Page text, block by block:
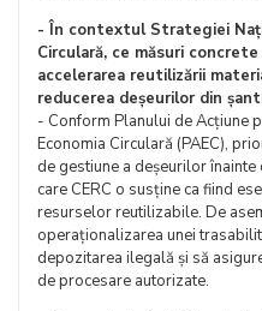
- În contextul Strategiei
Circulară, ce măsuri
accelerarea reutilizării
reducerea deșeurilor din
- Conform Planului de Acțiune
Economia Circulară (PAEC),
de gestiune a deșeurilor
care CERC o susține ca fiind
resurselor reutilizabile. De
operaționalizarea unei
depozitarea ilegală și să
de procesare autorizate.